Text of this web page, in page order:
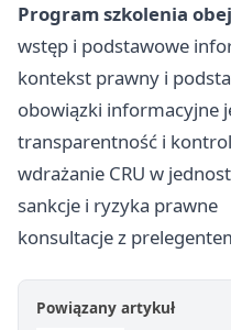
Program szkolenia
wstęp i podstawowe
kontekst prawny i
obowiązki informacyjne
transparentność i
wdrażanie CRU w
sankcje i ryzyka prawne
konsultacje z
Powiązany artykuł